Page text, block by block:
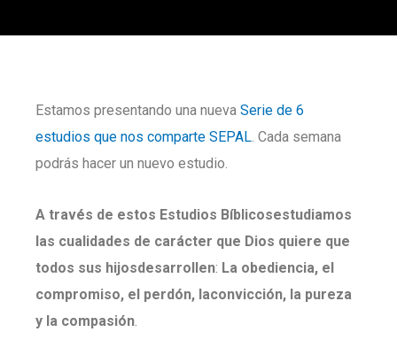
Estamos presentando una nueva Serie de 6
estudios que nos comparte SEPAL. Cada semana
podrás hacer un nuevo estudio.
A través de estos Estudios Bíblicosestudiamos
las cualidades de carácter que Dios quiere que
todos sus hijosdesarrollen: La obediencia, el
compromiso, el perdón, laconvicción, la pureza
y la compasión.